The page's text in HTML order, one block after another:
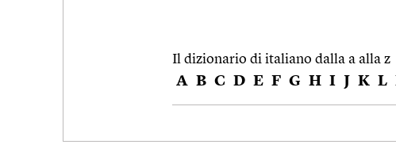
Il dizionario di italiano dalla a alla z
A B C D E F G H I J K L